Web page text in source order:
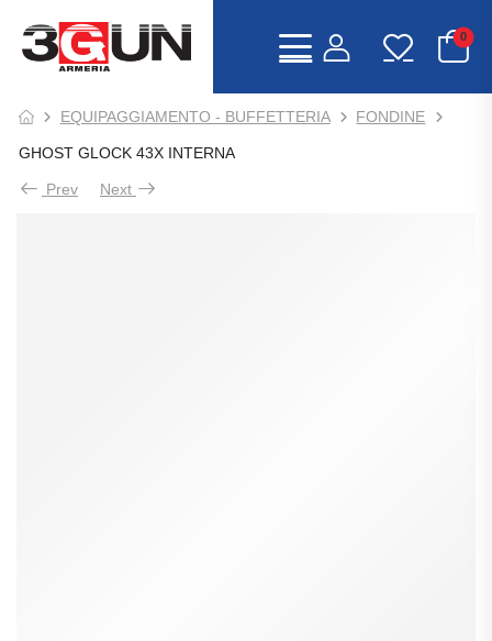
0
EQUIPAGGIAMENTO - BUFFETTERIA FONDINE
GHOST GLOCK 43X INTERNA
Prev Next